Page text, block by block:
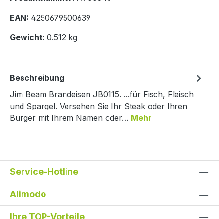
EAN: 4250679500639
Gewicht: 0.512 kg
Beschreibung
Jim Beam Brandeisen JB0115. ...für Fisch, Fleisch
und Spargel. Versehen Sie Ihr Steak oder Ihren
Burger mit Ihrem Namen oder… Mehr
Service-Hotline
Alimodo
Ihre TOP-Vorteile